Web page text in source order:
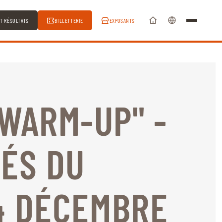
RÉSULTATS BILLETTERIE EXPOSANTS
UP" -
DU